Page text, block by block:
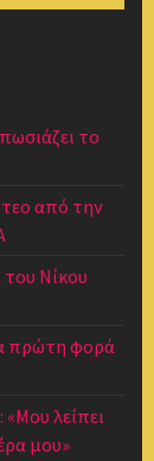
το
από την
Νίκου
πρώτη φορά
«Μου λείπει
μου»